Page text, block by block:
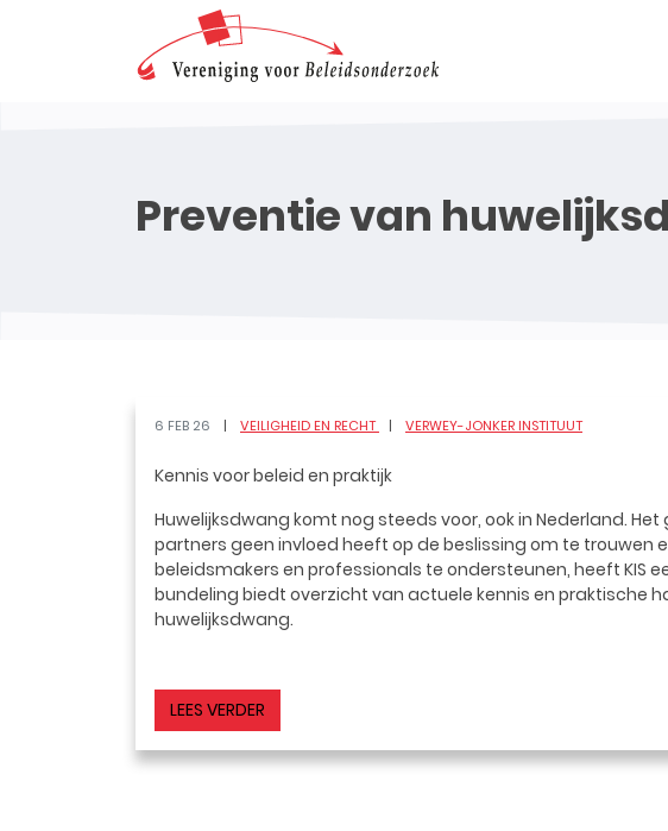
Preventie van
6 FEB 26 VEILIGHEID EN RECHT VERWEY-JONKER INSTITUUT
Kennis voor beleid en praktijk
Huwelijksdwang komt nog steeds voor, ook in Nederland.
partners geen invloed heeft op de beslissing om te trouwen
beleidsmakers en professionals te ondersteunen, heeft KIS
bundeling biedt overzicht van actuele kennis en praktische
huwelijksdwang.
LEES VERDER